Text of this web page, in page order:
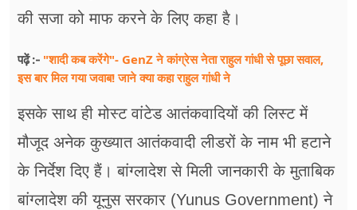
की सजा को माफ करने के लिए कहा है।
पढ़ें :- "शादी कब करेंगे"- GenZ ने कांग्रेस नेता राहुल गांधी से पूछा सवाल,
इस बार मिल गया जवाब! जाने क्या कहा राहुल गांधी ने
इसके साथ ही मोस्ट वांटेड आतंकवादियों की लिस्ट में
मौजूद अनेक कुख्यात आतंकवादी लीडरों के नाम भी हटाने
के निर्देश दिए हैं। बांग्लादेश से मिली जानकारी के मुताबिक
बांग्लादेश की यूनुस सरकार (Yunus Government) ने